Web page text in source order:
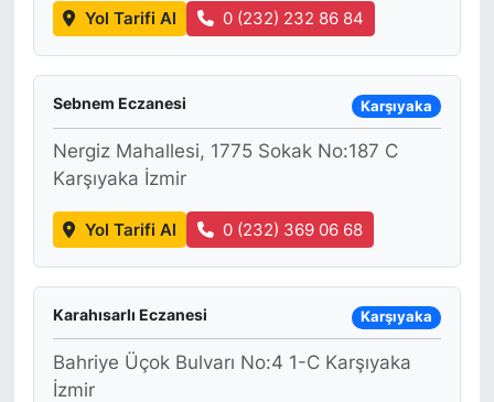
Yol Tarifi Al 0 (232) 232 86 84
Sebnem Eczanesi Karşıyaka
Nergiz Mahallesi, 1775 Sokak No:187 C
Karşıyaka İzmir
Yol Tarifi Al 0 (232) 369 06 68
Karahısarlı Eczanesi Karşıyaka
Bahriye Üçok Bulvarı No:4 1-C Karşıyaka
İzmir